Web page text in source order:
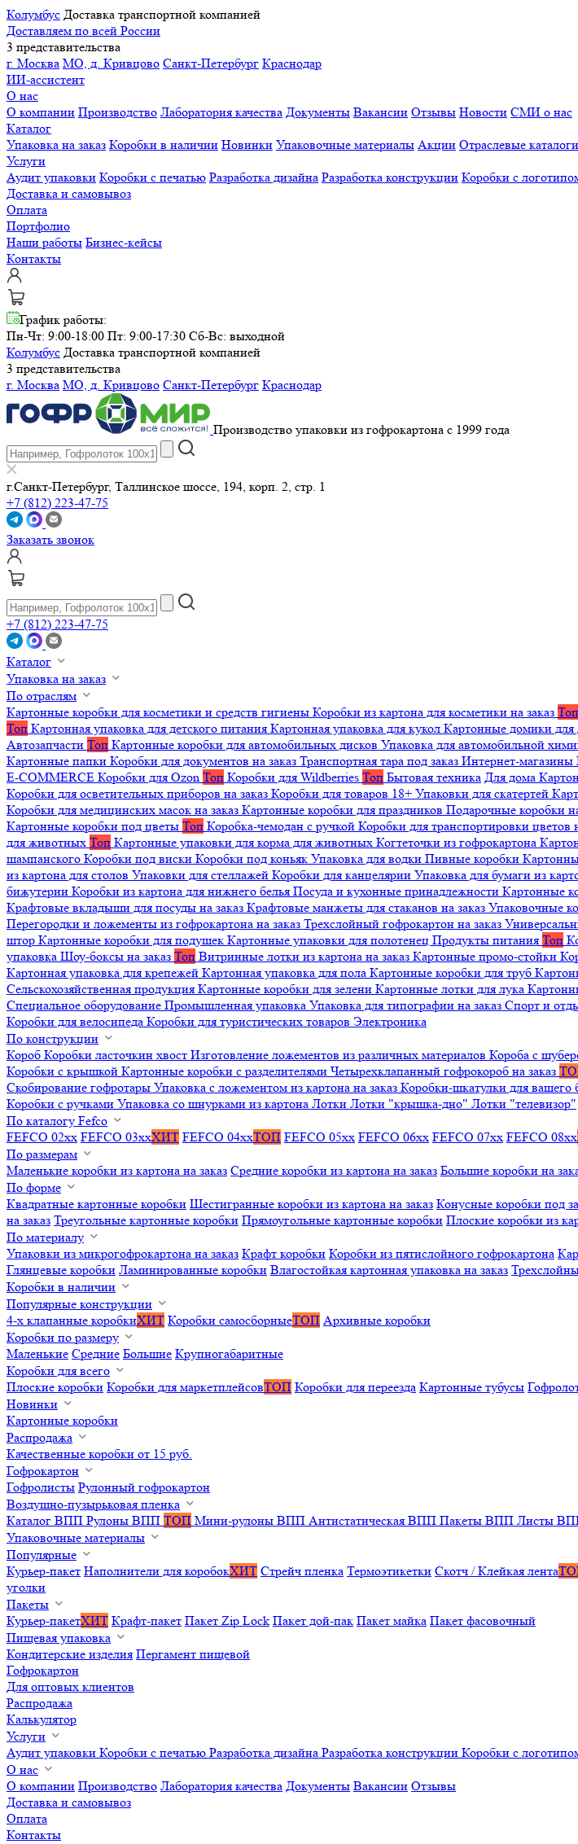
Колумбус Доставка транспортной компанией
Доставляем по всей России
3 представительства
г. Москва МО, д. Кривцово Санкт-Петербург Краснодар
ИИ-ассистент
О нас
О компании Производство Лаборатория качества Документы Вакансии Отзывы Новости СМИ о нас
Каталог
Упаковка на заказ Коробки в наличии Новинки Упаковочные материалы Акции Отраслевые каталоги
Услуги
Аудит упаковки Коробки с печатью Разработка дизайна Разработка конструкции Коробки с
Доставка и самовывоз
Оплата
Портфолио
Наши работы Бизнес-кейсы
Контакты
График работы:
Пн-Чт: 9:00-18:00 Пт: 9:00-17:30 Сб-Вс: выходной
Колумбус Доставка транспортной компанией
3 представительства
г. Москва МО, д. Кривцово Санкт-Петербург Краснодар
Производство упаковки из гофрокартона с 1999 года
г.Санкт-Петербург, Таллинское шоссе, 194, корп. 2, стр. 1
+7 (812) 223-47-75
Заказать звонок
+7 (812) 223-47-75
Каталог
Упаковка на заказ
По отраслям
Картонные коробки для косметики и средств гигиены Коробки из картона для косметики на заказ Топ
Топ Картонная упаковка для детского питания Картонная упаковка для кукол Картонные домики для
Автозапчасти Топ Картонные коробки для автомобильных дисков Упаковка для автомобильной
Картонные папки Коробки для документов на заказ Транспортная тара под заказ Интернет-магазины
E-COMMERCE Коробки для Ozon Топ Коробки для Wildberries Топ Бытовая техника Для дома
Коробки для осветительных приборов на заказ Коробки для товаров 18+ Упаковки для скатертей
Коробки для медицинских масок на заказ Картонные коробки для праздников Подарочные коробки
Картонные коробки под цветы Топ Коробка-чемодан с ручкой Коробки для транспортировки цветов
для животных Топ Картонные упаковки для корма для животных Когтеточки из гофрокартона
шампанского Коробки под виски Коробки под коньяк Упаковка для водки Пивные коробки
из картона для столов Упаковки для стеллажей Коробки для канцелярии Упаковка для бумаги из
бижутерии Коробки из картона для нижнего белья Посуда и кухонные принадлежности Картонные
Крафтовые вкладыши для посуды на заказ Крафтовые манжеты для стаканов на заказ Упаковочные
Перегородки и ложементы из гофрокартона на заказ Трехслойный гофрокартон на заказ
штор Картонные коробки для подушек Картонные упаковки для полотенец Продукты питания Топ
упаковка Шоу-боксы на заказ Топ Витринные лотки из картона на заказ Картонные промо-стойки
Картонная упаковка для крепежей Картонная упаковка для пола Картонные коробки для труб
Сельскохозяйственная продукция Картонные коробки для зелени Картонные лотки для лука
Специальное оборудование Промышленная упаковка Упаковка для типографии на заказ Спорт и
Коробки для велосипеда Коробки для туристических товаров Электроника
По конструкции
Короб Коробки ласточкин хвост Изготовление ложементов из различных материалов Короба с
Коробки с крышкой Картонные коробки с разделителями Четырехклапанный гофрокороб на заказ
Скобирование гофротары Упаковка с ложементом из картона на заказ Коробки-шкатулки для вашего
Коробки с ручками Упаковка со шнурками из картона Лотки Лотки "крышка-дно" Лотки "телевизор"
По каталогу Fefco
FEFCO 02xx FEFCO 03xxХИТ FEFCO 04xxТОП FEFCO 05xx FEFCO 06xx FEFCO 07xx FEFCO 08xx
По размерам
Маленькие коробки из картона на заказ Средние коробки из картона на заказ Большие коробки на
По форме
Квадратные картонные коробки Шестигранные коробки из картона на заказ Конусные коробки под
на заказ Треугольные картонные коробки Прямоугольные картонные коробки Плоские коробки из
По материалу
Упаковки из микрогофрокартона на заказ Крафт коробки Коробки из пятислойного гофрокартона
Глянцевые коробки Ламинированные коробки Влагостойкая картонная упаковка на заказ
Коробки в наличии
Популярные конструкции
4-х клапанные коробкиХИТ Коробки самосборныеТОП Архивные коробки
Коробки по размеру
Маленькие Средние Большие Крупногабаритные
Коробки для всего
Плоские коробки Коробки для маркетплейсовТОП Коробки для переезда Картонные тубусы
Новинки
Картонные коробки
Распродажа
Качественные коробки от 15 руб.
Гофрокартон
Гофролисты Рулонный гофрокартон
Воздушно-пузырьковая пленка
Каталог ВПП Рулоны ВПП ТОП Мини-рулоны ВПП Антистатическая ВПП Пакеты ВПП Листы
Упаковочные материалы
Популярные
Курьер-пакет Наполнители для коробокХИТ Стрейч пленка Термоэтикетки Скотч / Клейкая лента
уголки
Пакеты
Курьер-пакетХИТ Крафт-пакет Пакет Zip Lock Пакет дой-пак Пакет майка Пакет фасовочный
Пищевая упаковка
Кондитерские изделия Пергамент пищевой
Гофрокартон
Для оптовых клиентов
Распродажа
Калькулятор
Услуги
Аудит упаковки Коробки с печатью Разработка дизайна Разработка конструкции Коробки с
О нас
О компании Производство Лаборатория качества Документы Вакансии Отзывы
Доставка и самовывоз
Оплата
Контакты